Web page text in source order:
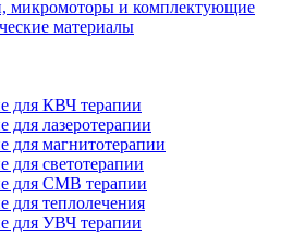
микромоторы и комплектующие
материалы
для КВЧ терапии
для лазеротерапии
для магнитотерапии
для светотерапии
для СМВ терапии
для теплолечения
для УВЧ терапии